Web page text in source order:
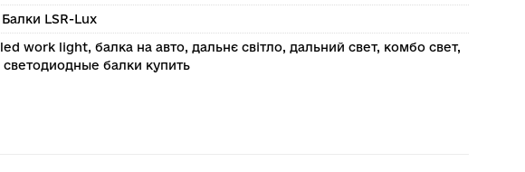
Балки LSR-Lux
led work light, балка на авто, дальнє світло, дальний свет, комбо свет,
светодиодные балки купить